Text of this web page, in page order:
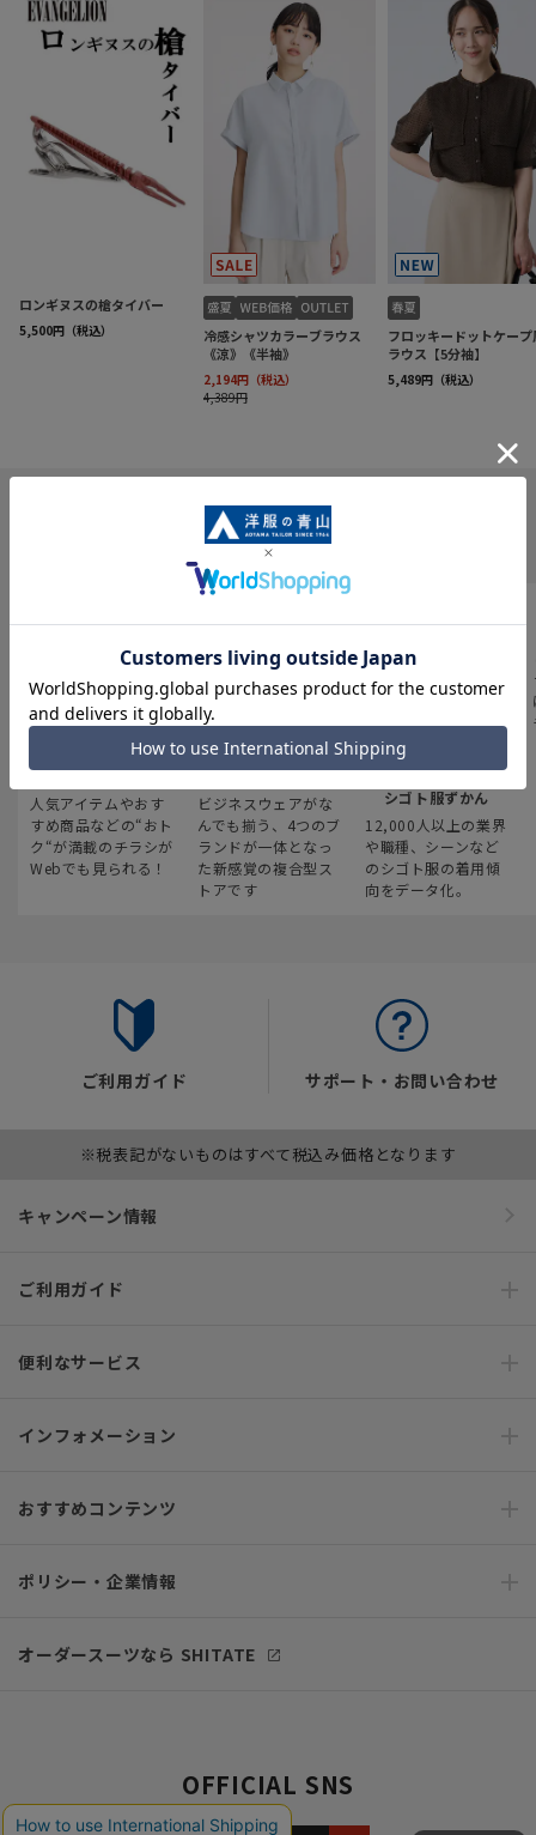
INFORMATION
最新のお買い得情報
人気アイテムやおす
すめ商品などの“おト
ク“が満載のチラシが
Webでも見られる！
スーツスクエア
ビジネスウェアがな
んでも揃う、4つのブ
ランドが一体となっ
た新感覚の複合型ス
トアです
みんなの
シゴト服ずかん
12,000人以上の業界
や職種、シーンなど
のシゴト服の着用傾
向をデータ化。
ご利用ガイド サポート・お問い合わせ
※税表記がないものはすべて税込み価格となります
キャンペーン情報
ご利用ガイド
便利なサービス
インフォメーション
おすすめコンテンツ
ポリシー・企業情報
オーダースーツなら SHITATE
OFFICIAL SNS